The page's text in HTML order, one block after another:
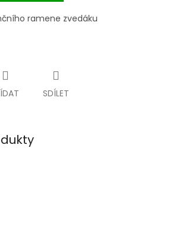
ramene zvedáku
SDÍLET